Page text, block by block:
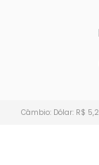
Câmbio: Dólar: R$